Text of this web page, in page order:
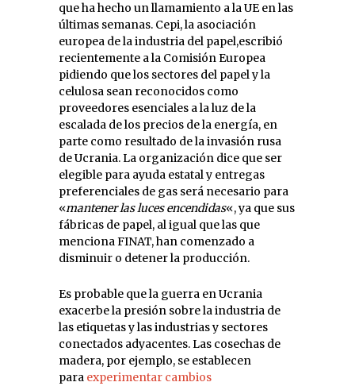
que ha hecho un llamamiento a la UE en las
últimas semanas. Cepi, la asociación
europea de la industria del papel,escribió
recientemente a la Comisión Europea
pidiendo que los sectores del papel y la
celulosa sean reconocidos como
proveedores esenciales a la luz de la
escalada de los precios de la energía, en
parte como resultado de la invasión rusa
de Ucrania. La organización dice que ser
elegible para ayuda estatal y entregas
preferenciales de gas será necesario para
«mantener las luces encendidas«, ya que sus
fábricas de papel, al igual que las que
menciona FINAT, han comenzado a
disminuir o detener la producción.
Es probable que la guerra en Ucrania
exacerbe la presión sobre la industria de
las etiquetas y las industrias y sectores
conectados adyacentes. Las cosechas de
madera, por ejemplo, se establecen
para experimentar cambios